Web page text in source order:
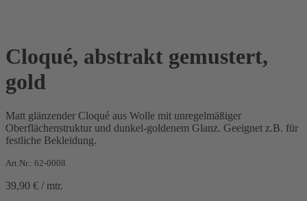
Cloqué, abstrakt gemustert,
gold
Matt glänzender Cloqué aus Wolle mit unregelmäßiger
Oberflächenstruktur und dunkel-goldenem Glanz. Geeignet z.B. für
festliche Bekleidung.
Art.Nr.: 62-0008
39,90 € / mtr.